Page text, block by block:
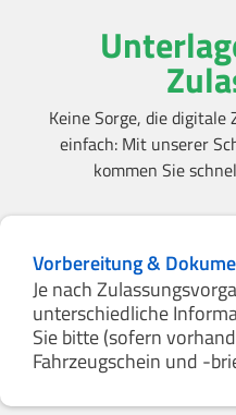
Keine Sorge, die
einfach: Mit unserer
kommen Sie
Vorbereitung &
Je nach
unterschiedliche
Sie bitte (sofern
Fahrzeugschein und -